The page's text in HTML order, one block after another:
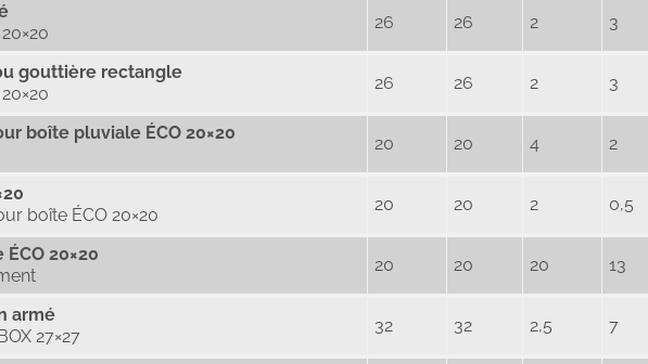
26 26 2 3
gouttière rectangle
26 26 2 3
boîte pluviale ÉCO 20×20
20 20 4 2
boîte ÉCO 20×20
20 20 2 0,5
20×20
20 20 20 13
armé
27×27
32 32 2,5 7